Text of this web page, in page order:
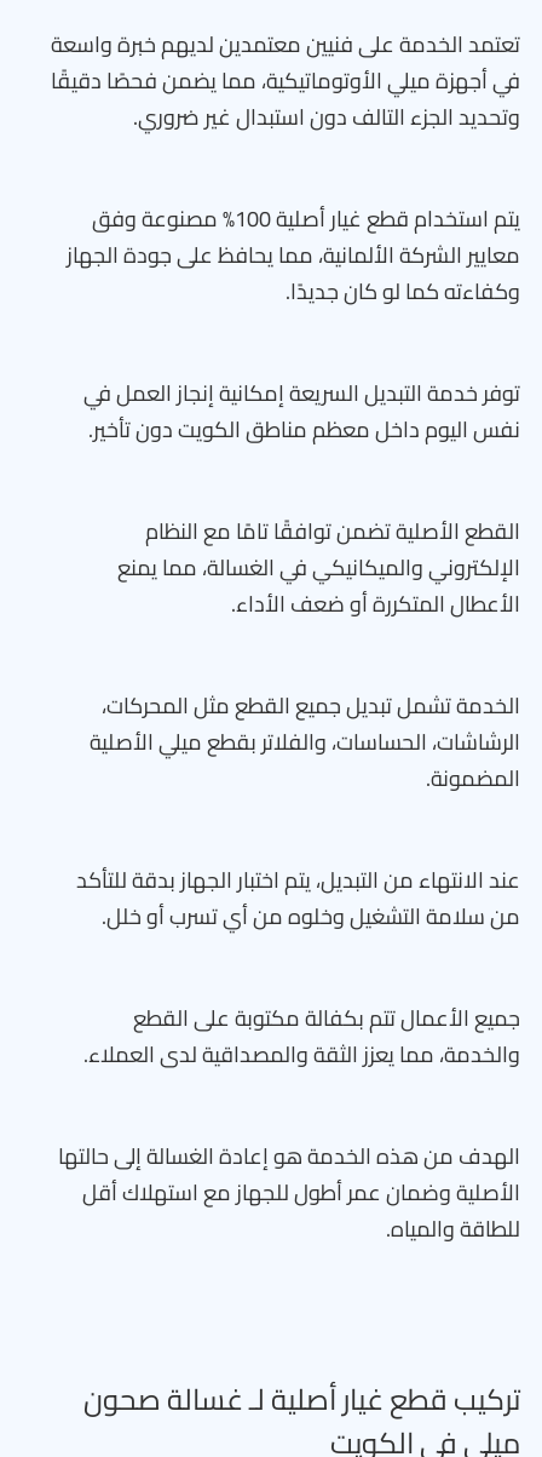
تعتمد الخدمة على فنيين معتمدين لديهم خبرة واسعة
في أجهزة ميلي الأوتوماتيكية، مما يضمن فحصًا دقيقًا
وتحديد الجزء التالف دون استبدال غير ضروري.
يتم استخدام قطع غيار أصلية 100% مصنوعة وفق
معايير الشركة الألمانية، مما يحافظ على جودة الجهاز
وكفاءته كما لو كان جديدًا.
توفر خدمة التبديل السريعة إمكانية إنجاز العمل في
نفس اليوم داخل معظم مناطق الكويت دون تأخير.
القطع الأصلية تضمن توافقًا تامًا مع النظام
الإلكتروني والميكانيكي في الغسالة، مما يمنع
الأعطال المتكررة أو ضعف الأداء.
الخدمة تشمل تبديل جميع القطع مثل المحركات،
الرشاشات، الحساسات، والفلاتر بقطع ميلي الأصلية
المضمونة.
عند الانتهاء من التبديل، يتم اختبار الجهاز بدقة للتأكد
من سلامة التشغيل وخلوه من أي تسرب أو خلل.
جميع الأعمال تتم بكفالة مكتوبة على القطع
والخدمة، مما يعزز الثقة والمصداقية لدى العملاء.
الهدف من هذه الخدمة هو إعادة الغسالة إلى حالتها
الأصلية وضمان عمر أطول للجهاز مع استهلاك أقل
للطاقة والمياه.
تركيب قطع غيار أصلية لـ غسالة صحون
ميلي في الكويت